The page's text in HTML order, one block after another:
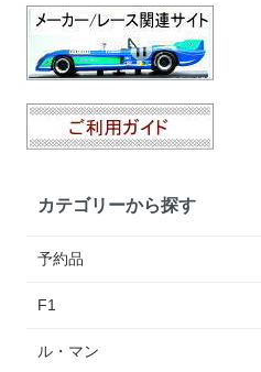
カテゴリーから探す
予約品
F1
ル・マン